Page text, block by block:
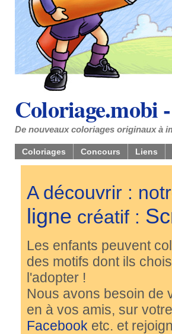
Coloriage.mobi
De nouveaux coloriages originaux à
Coloriages Concours Liens
A découvrir :
ligne créatif :
Les enfants peuvent
des motifs dont ils
l'adopter !
Nous avons besoin de
en à vos amis, sur
Facebook etc. et